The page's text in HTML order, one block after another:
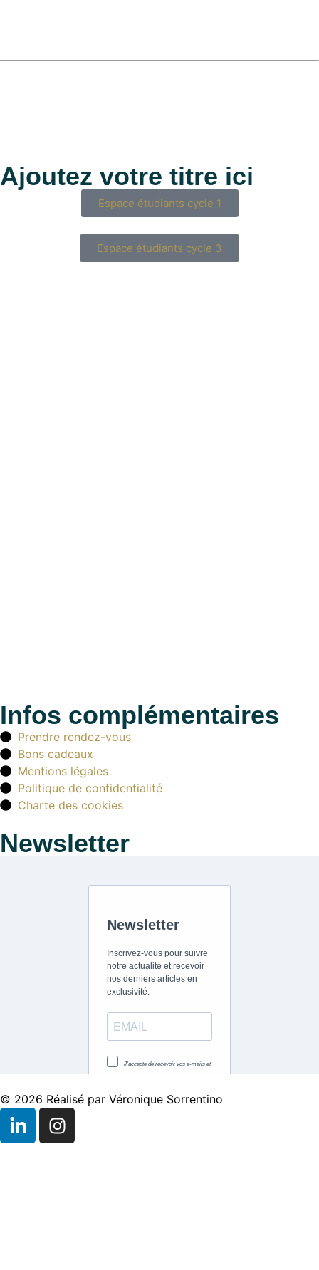
Ajoutez votre titre ici
Espace étudiants cycle 1
Espace étudiants cycle 3
Infos complémentaires
Prendre rendez-vous
Bons cadeaux
Mentions légales
Politique de confidentialité
Charte des cookies
Newsletter
© 2026 Réalisé par Véronique Sorrentino